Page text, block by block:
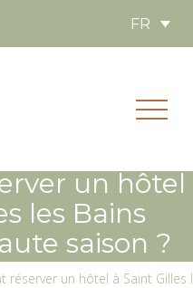
FR
un hôtel
les Bains
saison ?
réserver un hôtel à Saint Gilles